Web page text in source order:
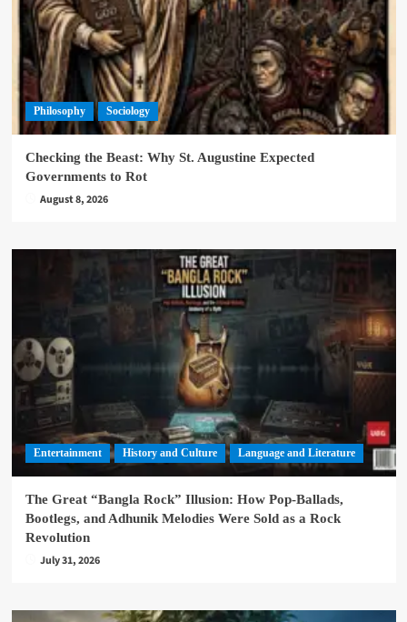
Philosophy Sociology
Checking the Beast: Why St. Augustine Expected
Governments to Rot
August 8, 2026
Entertainment History and Culture Language and Literature
The Great “Bangla Rock” Illusion: How Pop-Ballads,
Bootlegs, and Adhunik Melodies Were Sold as a Rock
Revolution
July 31, 2026